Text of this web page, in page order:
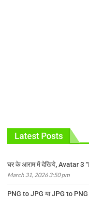
Latest Posts
घर के आराम में देखिये, Avatar 3
March 31, 2026 3:50 pm
PNG to JPG या JPG to